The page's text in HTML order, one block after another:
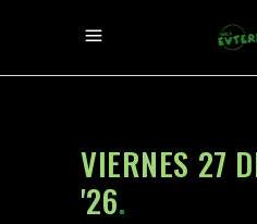
VIERNES 27
'26.